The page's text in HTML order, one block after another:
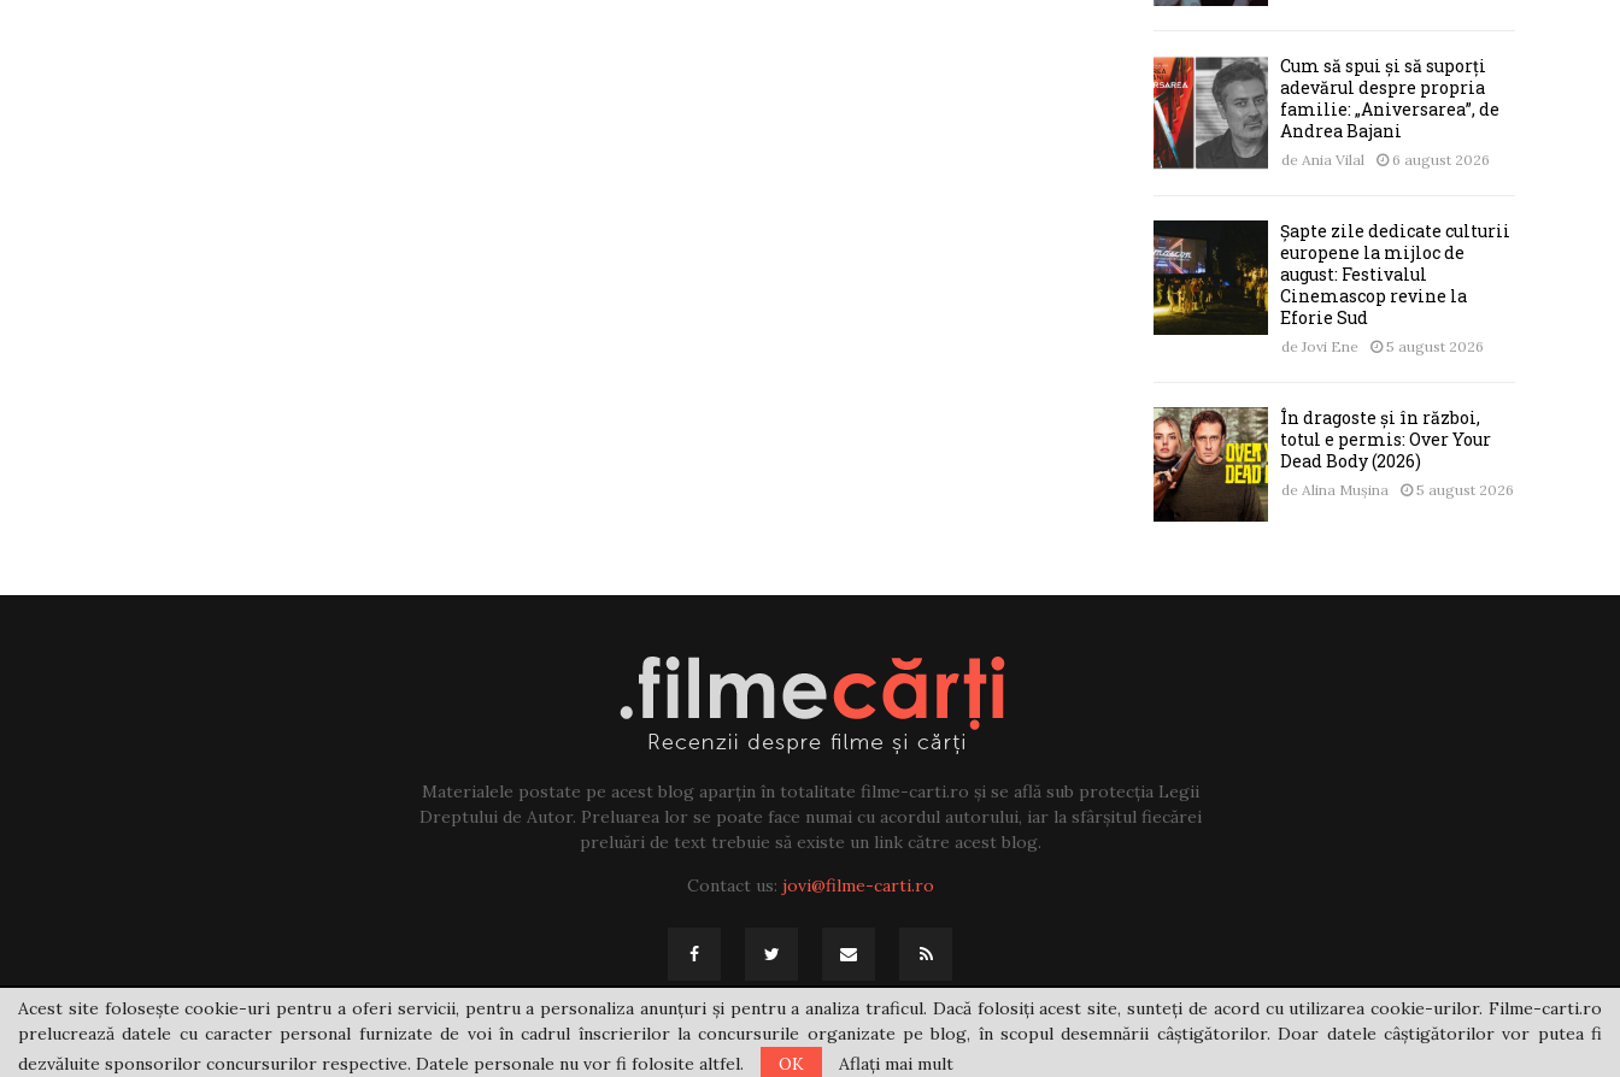
Cum să spui și să suporți
adevărul despre propria
familie: „Aniversarea”, de
Andrea Bajani
de Ania Vilal 6 august 2026
Șapte zile dedicate culturii
europene la mijloc de
august: Festivalul
Cinemascop revine la
Eforie Sud
de Jovi Ene 5 august 2026
În dragoste și în război,
totul e permis: Over Your
Dead Body (2026)
de Alina Mușina 5 august 2026
Materialele postate pe acest blog aparțin în totalitate filme-carti.ro și se află sub protecția Legii
Dreptului de Autor. Preluarea lor se poate face numai cu acordul autorului, iar la sfârșitul fiecărei
preluări de text trebuie să existe un link către acest blog.
Contact us: jovi@filme-carti.ro
@2021 - filme-carti.ro
Acest site folosește cookie-uri pentru a oferi servicii, pentru a personaliza anunțuri și pentru a analiza traficul. Dacă folosiți acest site, sunteți de acord cu utilizarea cookie-urilor. Filme-carti.ro
prelucrează datele cu caracter personal furnizate de voi în cadrul înscrierilor la concursurile organizate pe blog, în scopul desemnării câștigătorilor. Doar datele câștigătorilor vor putea fi
dezvăluite sponsorilor concursurilor respective. Datele personale nu vor fi folosite altfel.
OK Aflați mai mult